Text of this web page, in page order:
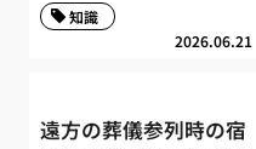
2026.06.21
知識
遠方の葬儀参列時の宿